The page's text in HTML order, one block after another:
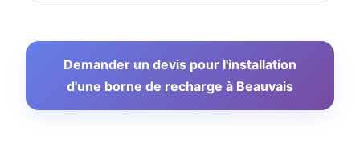
Demander un devis pour l'installation
d'une borne de recharge à Beauvais